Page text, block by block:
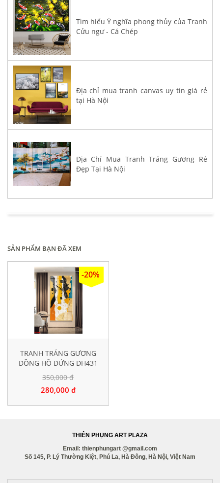
Tìm hiểu Ý nghĩa phong thủy của Tranh
Cửu ngư - Cá Chép
Địa chỉ mua tranh canvas uy tín giá rẻ
tại Hà Nội
Địa Chỉ Mua Tranh Tráng Gương Rẻ
Đẹp Tại Hà Nội
SẢN PHẨM BẠN ĐÃ XEM
-20%
TRANH TRÁNG GƯƠNG
ĐỒNG HỒ ĐỨNG DH431
350,000 đ
280,000 đ
THIÊN PHỤNG ART PLAZA
Email: thienphungart @gmail.com
Số 145, P. Lý Thường Kiệt, Phú La, Hà Đông, Hà Nội, Việt Nam